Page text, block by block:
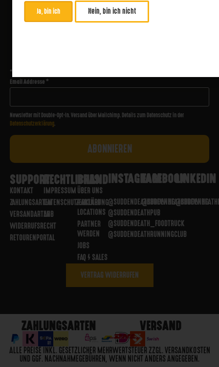
*
Email Addresse*
Newsletter mit Double-Opt-In. Versand über Mailchimp. Details zum Datenschutz in der
Datenschutzerklärung.
SUPPORT
KONTAKT
ZAHLUNGSARTEN
VERSANDARTEN
WIDERRUFSRECHT
RETOURENPORTAL
RECHTLICHES
IMPRESSUM
DATENSCHUTZERKLÄRUNG
AGB
BRAND
ÜBER UNS
PARTNER
LOCATIONS
PARTNER
WERDEN
JOBS
FAQ / SALES
INSTAGRAM
@SUDDENDEATHBREWING
@SUDDENDEATHPUB
@SUDDENDEATH_FOODTRUCK
@SUDDENDEATHRUNNINGCLUB
FACEBOOK
@SUDDENDEATHBREWING
LINKEDIN
VERTRAG WIDERRUFEN
ZAHLUNGSARTEN VERSAND
ALLE PREISE INKL. GESETZLICHER MEHRWERTSTEUER ZZGL. VERSANDKOSTEN
UND GGF. NACHNAHMEGEBÜHREN, WENN NICHT ANDERS ANGEGEBEN.
Ja, bin ich Nein, bin ich nicht